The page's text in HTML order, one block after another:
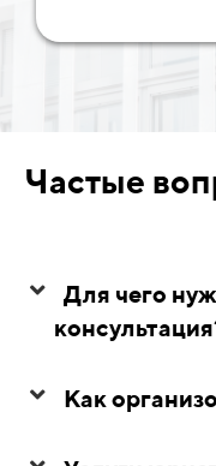
Частые
Для чего
Как